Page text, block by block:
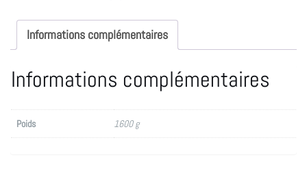
Informations complémentaires
Informations complémentaires
Poids 1600 g